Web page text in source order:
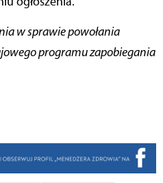
w sprawie powołania
programu zapobiegania